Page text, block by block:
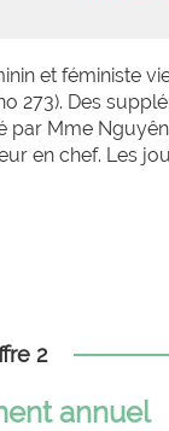
et féministe
273). Des
par Mme
en chef. Les
2
annuel